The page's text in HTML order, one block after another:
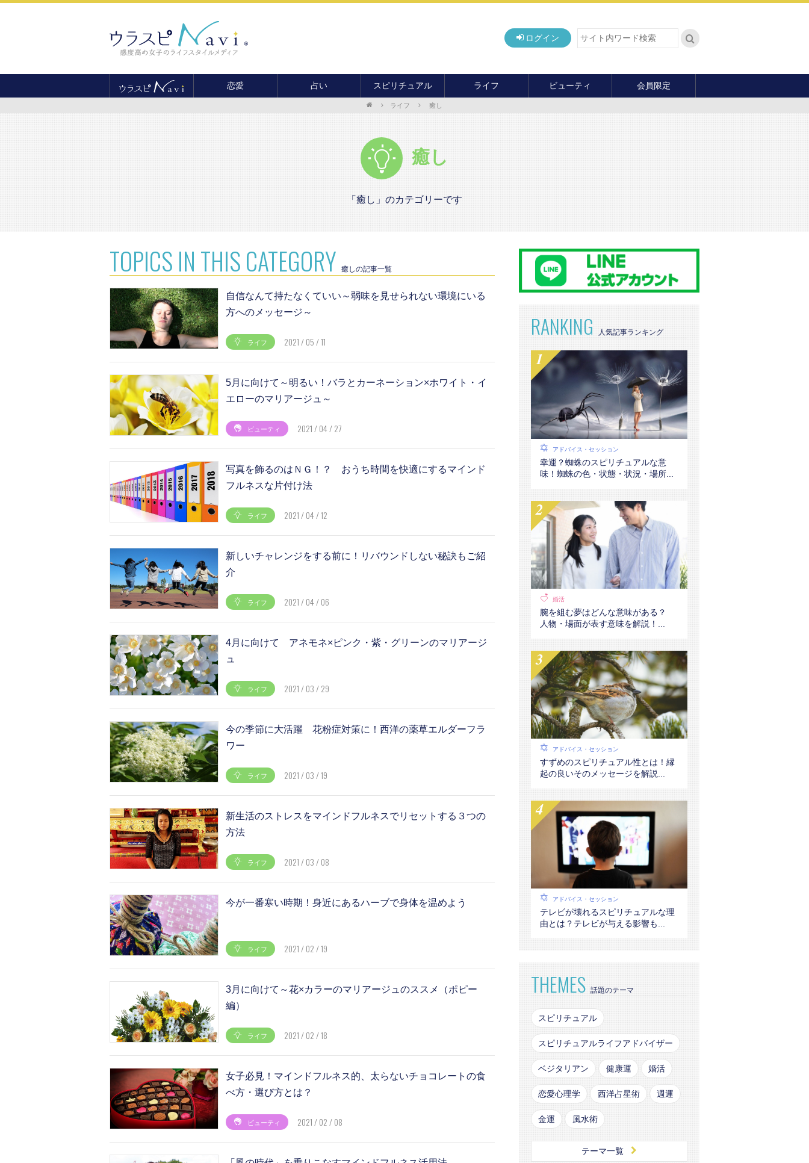
ログイン
恋愛 占い スピリチュアル
開運
パワースポット
オカルト
前世・ソウルメイト
ライフ ビューティ 会員限定
ライフ 癒し
癒し
「癒し」のカテゴリーです
TOPICS IN THIS CATEGORY 癒しの記事一覧
自信なんて持たなくていい～弱味を見せられない環境にいる
方へのメッセージ～
ライフ 2021 / 05 / 11
5月に向けて～明るい！バラとカーネーション×ホワイト・イ
エローのマリアージュ～
ビューティ 2021 / 04 / 27
写真を飾るのはＮＧ！？ おうち時間を快適にするマインド
フルネスな片付け法
ライフ 2021 / 04 / 12
新しいチャレンジをする前に！リバウンドしない秘訣もご紹
介
ライフ 2021 / 04 / 06
4月に向けて アネモネ×ピンク・紫・グリーンのマリアージ
ュ
ライフ 2021 / 03 / 29
今の季節に大活躍 花粉症対策に！西洋の薬草エルダーフラ
ワー
ライフ 2021 / 03 / 19
新生活のストレスをマインドフルネスでリセットする３つの
方法
ライフ 2021 / 03 / 08
今が一番寒い時期！身近にあるハーブで身体を温めよう
ライフ 2021 / 02 / 19
3月に向けて～花×カラーのマリアージュのススメ（ポピー
編）
ライフ 2021 / 02 / 18
女子必見！マインドフルネス的、太らないチョコレートの食
べ方・選び方とは？
ビューティ 2021 / 02 / 08
RANKING
アドバイス・セッション
幸運？蜘蛛のスピリチュアルな意
味！蜘蛛の色・状態・状況・場所...
婚活
腕を組む夢はどんな意味がある？
人物・場面が表す意味を解説！...
アドバイス・セッション
すずめのスピリチュアル性とは！縁
起の良いそのメッセージを解説...
アドバイス・セッション
テレビが壊れるスピリチュアルな理
由とは？テレビが与える影響も...
THEMES 話題のテーマ
スピリチュアル
スピリチュアルライフアドバイザー
ベジタリアン 健康運 婚活
恋愛心理学 西洋占星術 週運
金運 風水術
テーマ一覧